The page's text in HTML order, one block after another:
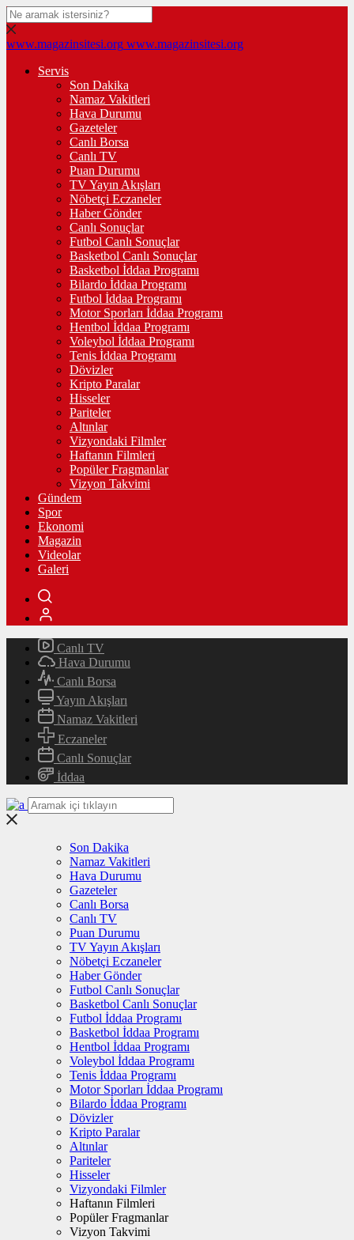
www.magazinsitesi.org www.magazinsitesi.org
Servis
Son Dakika
Namaz Vakitleri
Hava Durumu
Gazeteler
Canlı Borsa
Canlı TV
Puan Durumu
TV Yayın Akışları
Nöbetçi Eczaneler
Haber Gönder
Canlı Sonuçlar
Futbol Canlı Sonuçlar
Basketbol Canlı Sonuçlar
Basketbol İddaa Programı
Bilardo İddaa Programı
Futbol İddaa Programı
Motor Sporları İddaa Programı
Hentbol İddaa Programı
Voleybol İddaa Programı
Tenis İddaa Programı
Dövizler
Kripto Paralar
Hisseler
Pariteler
Altınlar
Vizyondaki Filmler
Haftanın Filmleri
Popüler Fragmanlar
Vizyon Takvimi
Gündem
Spor
Ekonomi
Magazin
Videolar
Galeri
Canlı TV
Hava Durumu
Canlı Borsa
Yayın Akışları
Namaz Vakitleri
Eczaneler
Canlı Sonuçlar
İddaa
Son Dakika
Namaz Vakitleri
Hava Durumu
Gazeteler
Canlı Borsa
Canlı TV
Puan Durumu
TV Yayın Akışları
Nöbetçi Eczaneler
Haber Gönder
Futbol Canlı Sonuçlar
Basketbol Canlı Sonuçlar
Futbol İddaa Programı
Basketbol İddaa Programı
Hentbol İddaa Programı
Voleybol İddaa Programı
Tenis İddaa Programı
Motor Sporları İddaa Programı
Bilardo İddaa Programı
Dövizler
Kripto Paralar
Altınlar
Pariteler
Hisseler
Vizyondaki Filmler
Haftanın Filmleri
Popüler Fragmanlar
Vizyon Takvimi